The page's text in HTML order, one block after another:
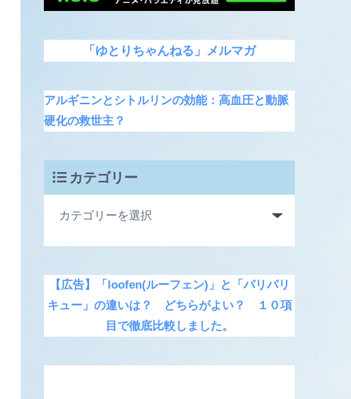
「ゆとりちゃんねる」メルマガ
アルギニンとシトルリンの効能：高血圧と動脈
硬化の救世主？
カテゴリー
【広告】「loofen(ルーフェン)」と「パリパリ
キュー」の違いは？ どちらがよい？ １０項
目で徹底比較しました。